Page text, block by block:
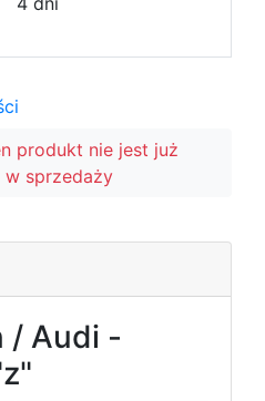
produkt nie jest już
sprzedaży
/ Audi -